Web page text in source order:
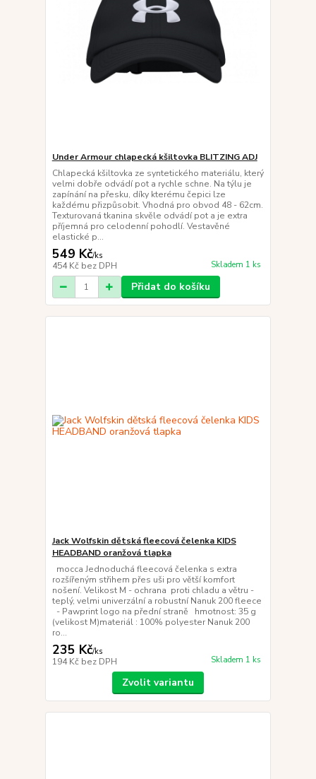
Under Armour chlapecká kšiltovka BLITZING ADJ
Chlapecká kšiltovka ze syntetického materiálu, který
velmi dobře odvádí pot a rychle schne. Na týlu je
zapínání na přesku, díky kterému čepici lze
každému přizpůsobit. Vhodná pro obvod 48 - 62cm.
Texturovaná tkanina skvěle odvádí pot a je extra
příjemná pro celodenní pohodlí. Vestavěné
elastické p...
549 Kč/ks
454 Kč bez DPH Skladem 1 ks
Přidat do košíku
Jack Wolfskin dětská fleecová čelenka KIDS
HEADBAND oranžová tlapka
mocca Jednoduchá fleecová čelenka s extra
rozšířeným střihem přes uši pro větší komfort
nošení. Velikost M - ochrana proti chladu a větru -
teplý, velmi univerzální a robustní Nanuk 200 fleece
- Pawprint logo na přední straně hmotnost: 35 g
(velikost M)materiál : 100% polyester Nanuk 200
ro...
235 Kč/ks
194 Kč bez DPH Skladem 1 ks
Zvolit variantu